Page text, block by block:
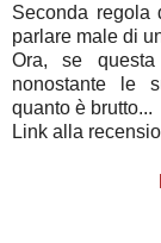
Seconda
parlare male di
Ora, se
nonostante le
quanto è brutto...
Link alla